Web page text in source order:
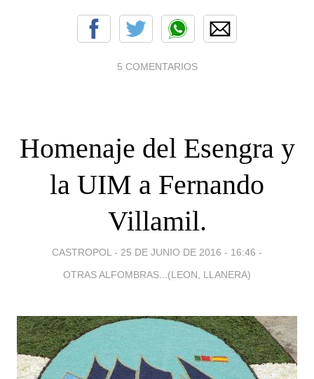
5 COMENTARIOS
Homenaje del Esengra y
la UIM a Fernando
Villamil.
CASTROPOL - 25 DE JUNIO DE 2016 - 16:46 -
OTRAS ALFOMBRAS...(LEON, LLANERA)